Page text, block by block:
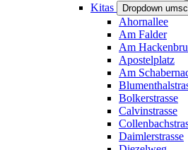
Kitas Dropdown
Ahornallee
Am Falder
Am
Apostelplatz
Am
Bolkerstrasse
Calvinstrasse
Daimlerstrasse